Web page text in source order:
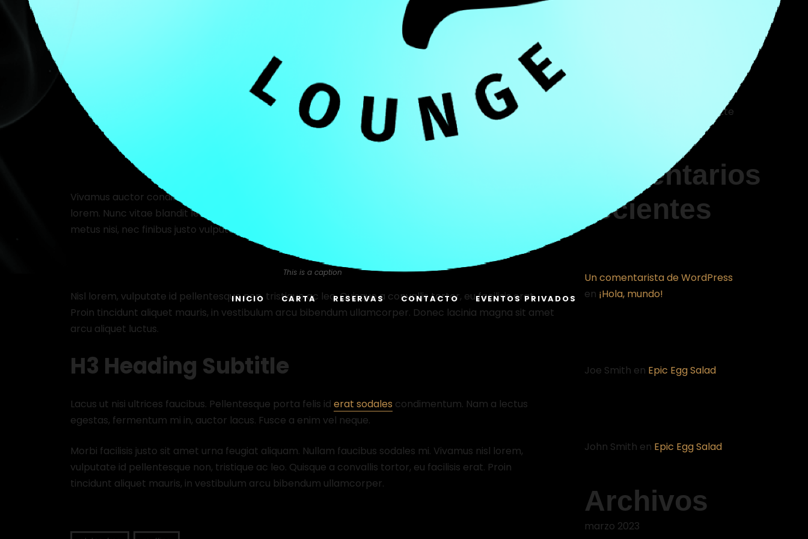
INICIO CARTA RESERVAS CONTACTO EVENTOS PRIVADOS
Pulvinar sit amet eget ante. Suspendisse eget augue eu elit mattis ultrices eu ut lacus. Ut et metus sit
amet erat tristique tincidunt sed vel nibh. Sed quis lacus ut nisi ultrices faucibus.
That’s how stories happen – with a turning point, an
unexpected twist. There’s only one kind of happiness, but
misfortune comes in all shapes and sizes.
Vivamus auctor condimentum sem et gravida. Maecenas id enim pharetra, sollicitudin dui eget, blandit
lorem. Nunc vitae blandit lectus. Donec lacinia magna sit amet arcu aliquet luctus. Maecenas vehicula
metus nisi, nec finibus justo vulputate eget.
This is a caption
Nisl lorem, vulputate id pellentesque non, tristique ac leo. Quisque a convallis tortor, eu facilisis erat.
Proin tincidunt aliquet mauris, in vestibulum arcu bibendum ullamcorper. Donec lacinia magna sit amet
arcu aliquet luctus.
H3 Heading Subtitle
Lacus ut nisi ultrices faucibus. Pellentesque porta felis id erat sodales condimentum. Nam a lectus
egestas, fermentum mi in, auctor lacus. Fusce a enim vel neque.
Morbi facilisis justo sit amet urna feugiat aliquam. Nullam faucibus sodales mi. Vivamus nisl lorem,
vulputate id pellentesque non, tristique ac leo. Quisque a convallis tortor, eu facilisis erat. Proin
tincidunt aliquet mauris, in vestibulum arcu bibendum ullamcorper.
Tasa De Ganancias De Roulette
Comentarios
recientes
Un comentarista de WordPress
en ¡Hola, mundo!
Joe Smith en Epic Egg Salad
John Smith en Epic Egg Salad
Archivos
marzo 2023